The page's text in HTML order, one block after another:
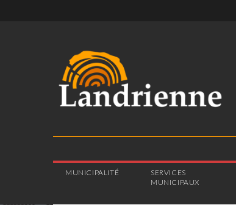
MUNICIPALITÉ
SERVICES
MUNICIPAUX